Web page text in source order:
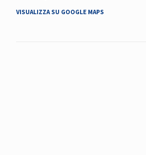
VISUALIZZA SU GOOGLE MAPS